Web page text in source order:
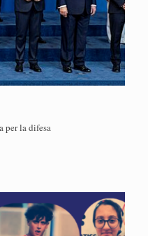
per la difesa